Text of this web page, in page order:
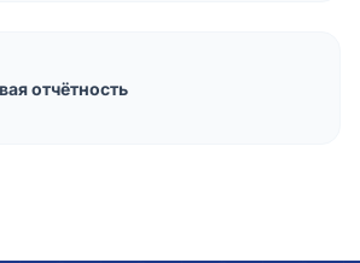
отчётность